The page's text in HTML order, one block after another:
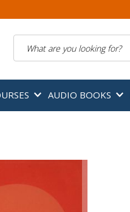
AUDIO BOOKS